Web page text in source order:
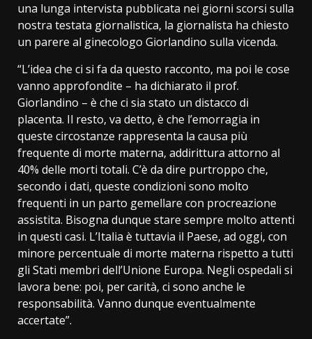
una lunga intervista pubblicata nei giorni scorsi sulla
nostra testata giornalistica, la giornalista ha chiesto
un parere al ginecologo Giorlandino sulla vicenda.
“L’idea che ci si fa da questo racconto, ma poi le cose
vanno approfondite – ha dichiarato il prof.
Giorlandino – è che ci sia stato un distacco di
placenta. Il resto, va detto, è che l’emorragia in
queste circostanze rappresenta la causa più
frequente di morte materna, addirittura attorno al
40% delle morti totali. C’è da dire purtroppo che,
secondo i dati, queste condizioni sono molto
frequenti in un parto gemellare con procreazione
assistita. Bisogna dunque stare sempre molto attenti
in questi casi. L’Italia è tuttavia il Paese, ad oggi, con
minore percentuale di morte materna rispetto a tutti
gli Stati membri dell’Unione Europa. Negli ospedali si
lavora bene: poi, per carità, ci sono anche le
responsabilità. Vanno dunque eventualmente
accertate”.